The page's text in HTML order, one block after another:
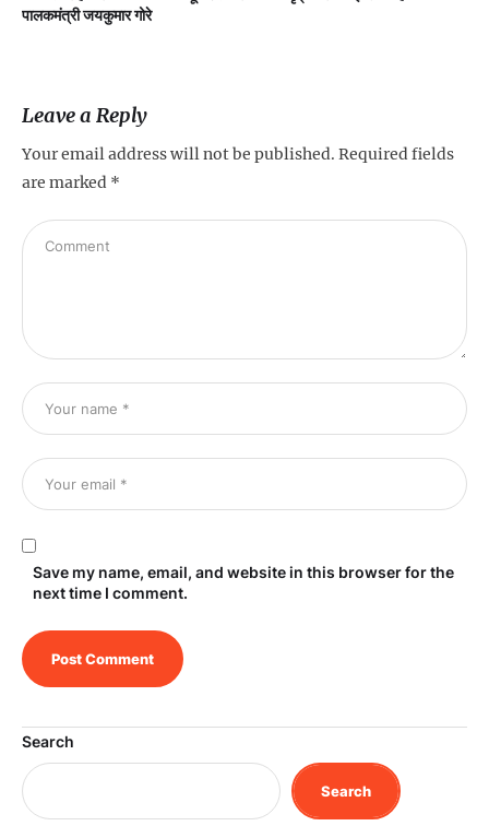
पालकमंत्री जयकुमार गोरे
Leave a Reply
Your email address will not be published. Required fields
are marked *
Save my name, email, and website in this browser for the
next time I comment.
Search
Search